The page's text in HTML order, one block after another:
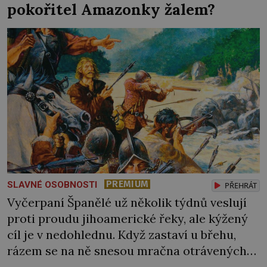
Takidžiróvi Ónišimu (1891–1945) nestačí. Cítí
vinu za […]
pokořitel Amazonky žalem?
SLAVNÉ OSOBNOSTI PREMIUM PŘEHRÁT
Vyčerpaní Španělé už několik týdnů veslují
proti proudu jihoamerické řeky, ale kýžený
cíl je v nedohlednu. Když zastaví u břehu,
rázem se na ně snesou mračna otrávených